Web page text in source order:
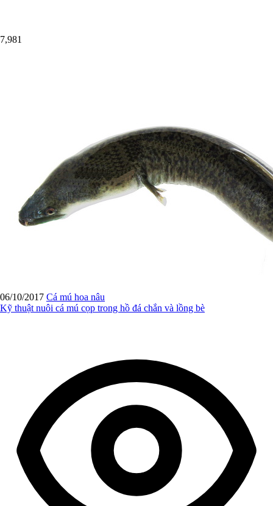
7,981
06/10/2017 Cá mú hoa nâu
Kỹ thuật nuôi cá mú cọp trong hồ đá chắn và lồng bè